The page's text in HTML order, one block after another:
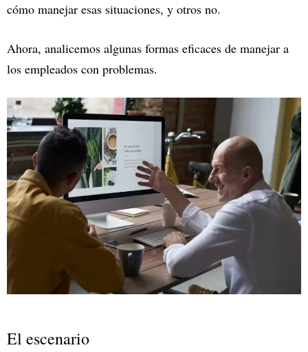
cómo manejar esas situaciones, y otros no.
Ahora, analicemos algunas formas eficaces de manejar a
los empleados con problemas.
El escenario